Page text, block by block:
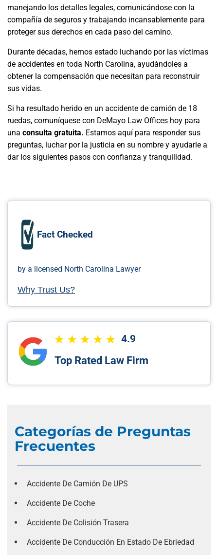
manejando los detalles legales, comunicándose con la
compañía de seguros y trabajando incansablemente para
proteger sus derechos en cada paso del camino.
Durante décadas, hemos estado luchando por las víctimas
de accidentes en toda North Carolina, ayudándoles a
obtener la compensación que necesitan para reconstruir
sus vidas.
Si ha resultado herido en un accidente de camión de 18
ruedas, comuníquese con DeMayo Law Offices hoy para
una consulta gratuita. Estamos aquí para responder sus
preguntas, luchar por la justicia en su nombre y ayudarle a
dar los siguientes pasos con confianza y tranquilidad.
Fact Checked
by a licensed North Carolina Lawyer
Why Trust Us?
4.9
Top Rated Law Firm
Categorías de Preguntas
Frecuentes
Accidente De Camión De UPS
Accidente De Coche
Accidente De Colisión Trasera
Accidente De Conducción En Estado De Ebriedad